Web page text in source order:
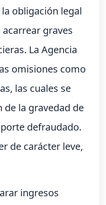
obligación legal
graves
La Agencia
omisiones como
las cuales se
de la gravedad de
defraudado.
de carácter leve,
ingresos